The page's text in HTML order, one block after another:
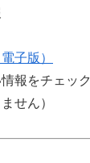
子版）
報をチェック
せん）